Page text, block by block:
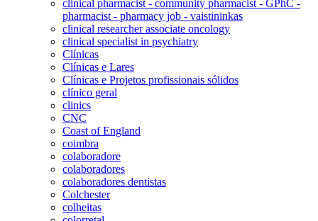
clinical pharmacist - community pharmacist - GPhC -
pharmacist - pharmacy job - vaistininkas
clinical researcher associate oncology
clinical specialist in psychiatry
Clínicas
Clínicas e Lares
Clínicas e Projetos profissionais sólidos
clínico geral
clinics
CNC
Coast of England
coimbra
colaboradore
colaboradores
colaboradores dentistas
Colchester
colheitas